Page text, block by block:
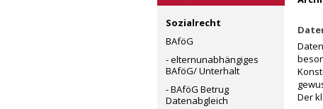
Sozialrecht
BAföG
- elternunabhängiges
BAföG/ Unterhalt
- BAföG Betrug
Datenabgleich
Der